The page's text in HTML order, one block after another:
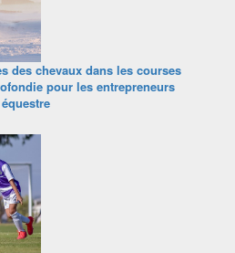
des chevaux dans les courses
pour les entrepreneurs